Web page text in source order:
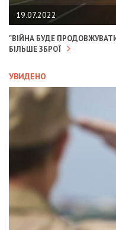
19.07.2022
"ВІЙНА БУДЕ
БІЛЬШЕ ЗБРОЇ
УВИДЕНО